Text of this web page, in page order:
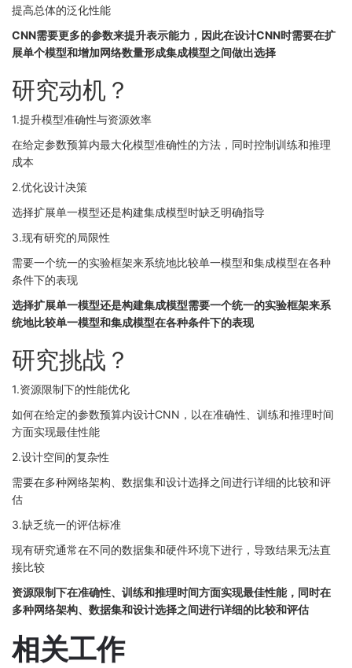
提高总体的泛化性能
CNN需要更多的参数来提升表示能力，因此在设计CNN时需要在扩
展单个模型和增加网络数量形成集成模型之间做出选择
研究动机？
1.提升模型准确性与资源效率
在给定参数预算内最大化模型准确性的方法，同时控制训练和推理
成本
2.优化设计决策
选择扩展单一模型还是构建集成模型时缺乏明确指导
3.现有研究的局限性
需要一个统一的实验框架来系统地比较单一模型和集成模型在各种
条件下的表现
选择扩展单一模型还是构建集成模型需要一个统一的实验框架来系
统地比较单一模型和集成模型在各种条件下的表现
研究挑战？
1.资源限制下的性能优化
如何在给定的参数预算内设计CNN，以在准确性、训练和推理时间
方面实现最佳性能
2.设计空间的复杂性
需要在多种网络架构、数据集和设计选择之间进行详细的比较和评
估
3.缺乏统一的评估标准
现有研究通常在不同的数据集和硬件环境下进行，导致结果无法直
接比较
资源限制下在准确性、训练和推理时间方面实现最佳性能，同时在
多种网络架构、数据集和设计选择之间进行详细的比较和评估
相关工作